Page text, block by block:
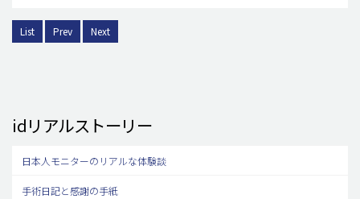
List Prev Next
idリアルストーリー
日本人モニターのリアルな体験談
手術日記と感謝の手紙